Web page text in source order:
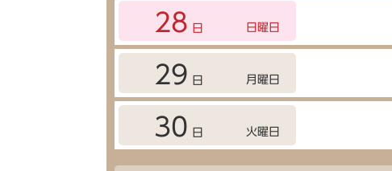
28 日 日曜日
29 日 月曜日
30 日 火曜日